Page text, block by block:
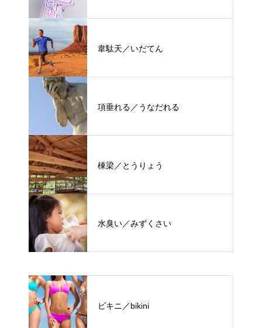
韋駄天／いだてん
項垂れる／うなだれる
棟梁／とうりょう
水臭い／みずくさい
ビキニ／bikini